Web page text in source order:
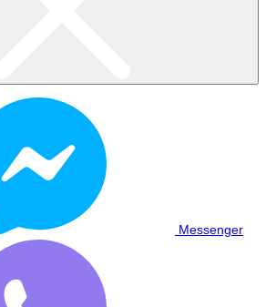
Messenger